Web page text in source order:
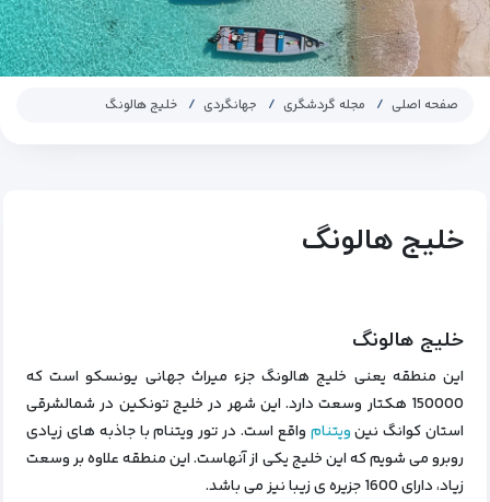
صفحه اصلی مجله گردشگری جهانگردی خلیج هالونگ
خلیج هالونگ
خلیج هالونگ
این منطقه یعنی خلیج هالونگ جزء میراث جهانی یونسکو است که
150000 هکتار وسعت دارد. این شهر در خلیج تونکین در شمالشرقی
استان کوانگ نینویتنام واقع است. در تور ویتنام با جاذبه های زیادی
روبرو می شویم که این خلیج یکی از آنهاست. این منطقه علاوه بر وسعت
زیاد، دارای 1600 جزیره ی زیبا نیز می باشد.